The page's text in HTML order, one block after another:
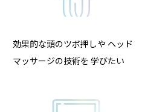
効果的な頭のツボ押しや ヘッド
マッサージの技術を 学びたい